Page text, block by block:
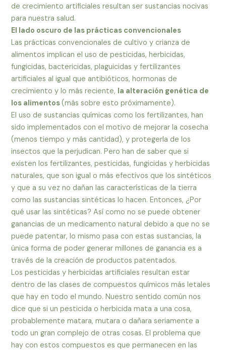
de crecimiento artificiales resultan ser sustancias nocivas
para nuestra salud.
El lado oscuro de las prácticas convencionales
Las prácticas convencionales de cultivo y crianza de
alimentos implican el uso de pesticidas, herbicidas,
fungicidas, bactericidas, plaguicidas y fertilizantes
artificiales al igual que antibióticos, hormonas de
crecimiento y lo más reciente, la alteración genética de
los alimentos(más sobre esto próximamente).
El uso de sustancias químicas como los fertilizantes, han
sido implementados con el motivo de mejorar la cosecha
(menos tiempo y más cantidad), y protegerla de los
insectos que la perjudican. Pero han de saber que si
existen los fertilizantes, pesticidas, fungicidas y herbicidas
naturales, que son igual o más efectivos que los sintéticos
y que a su vez no dañan las características de la tierra
como las sustancias sintéticas lo hacen. Entonces, ¿Por
qué usar las sintéticas? Así como no se puede obtener
ganancias de un medicamento natural debido a que no se
puede patentar, lo mismo pasa con estas sustancias, la
única forma de poder generar millones de ganancia es a
través de la creación de productos patentados.
Los pesticidas y herbicidas artificiales resultan estar
dentro de las clases de compuestos químicos más letales
que hay en todo el mundo. Nuestro sentido común nos
dice que si un pesticida o herbicida mata a una cosa,
probablemente matara, mutara o dañara seriamente a
todo un gran complejo de otras cosas. El problema que
hay con estos compuestos es que permanecen en las